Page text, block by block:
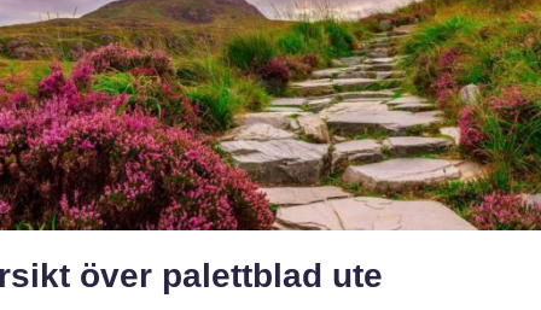
över palettblad ute